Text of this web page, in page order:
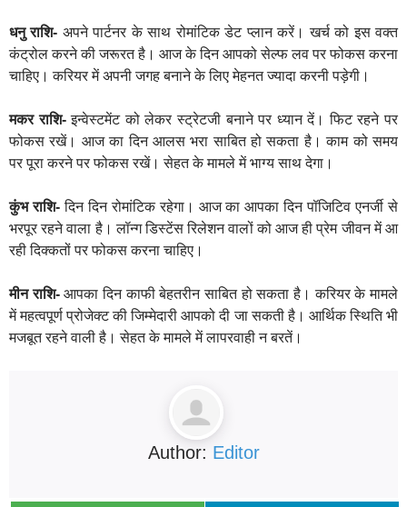
धनु राशि- अपने पार्टनर के साथ रोमांटिक डेट प्लान करें। खर्च को इस वक्त
कंट्रोल करने की जरूरत है। आज के दिन आपको सेल्फ लव पर फोकस करना
चाहिए। करियर में अपनी जगह बनाने के लिए मेहनत ज्यादा करनी पड़ेगी।
मकर राशि-इन्वेस्टमेंट को लेकर स्ट्रेटजी बनाने पर ध्यान दें। फिट रहने पर
फोकस रखें। आज का दिन आलस भरा साबित हो सकता है। काम को समय
पर पूरा करने पर फोकस रखें। सेहत के मामले में भाग्य साथ देगा।
कुंभ राशि-दिन दिन रोमांटिक रहेगा। आज का आपका दिन पॉजिटिव एनर्जी से
भरपूर रहने वाला है। लॉन्ग डिस्टेंस रिलेशन वालों को आज ही प्रेम जीवन में आ
रही दिक्कतों पर फोकस करना चाहिए।
मीन राशि-आपका दिन काफी बेहतरीन साबित हो सकता है। करियर के मामले
में महत्वपूर्ण प्रोजेक्ट की जिम्मेदारी आपको दी जा सकती है। आर्थिक स्थिति भी
मजबूत रहने वाली है। सेहत के मामले में लापरवाही न बरतें।
Author: Editor